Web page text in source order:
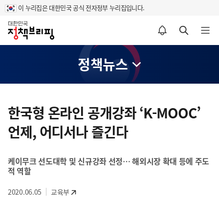
이 누리집은 대한민국 공식 전자정부 누리집입니다.
홈
알림설정 바로가기 검색 바로가기 메뉴 열기
정책뉴스
텐
츠
영
한국형 온라인 공개강좌 ‘K-MOOC’
언제, 어디서나 즐긴다
케이무크 선도대학 및 신규강좌 선정… 해외시장 확대 등에 주도
적 역할
2020.06.05 교육부